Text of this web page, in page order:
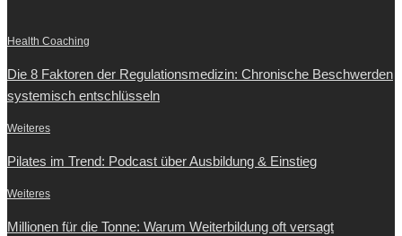
Health Coaching
Die 8 Faktoren der Regulationsmedizin: Chronische Beschwerden
systemisch entschlüsseln
Weiteres
Pilates im Trend: Podcast über Ausbildung & Einstieg
Weiteres
Millionen für die Tonne: Warum Weiterbildung oft versagt